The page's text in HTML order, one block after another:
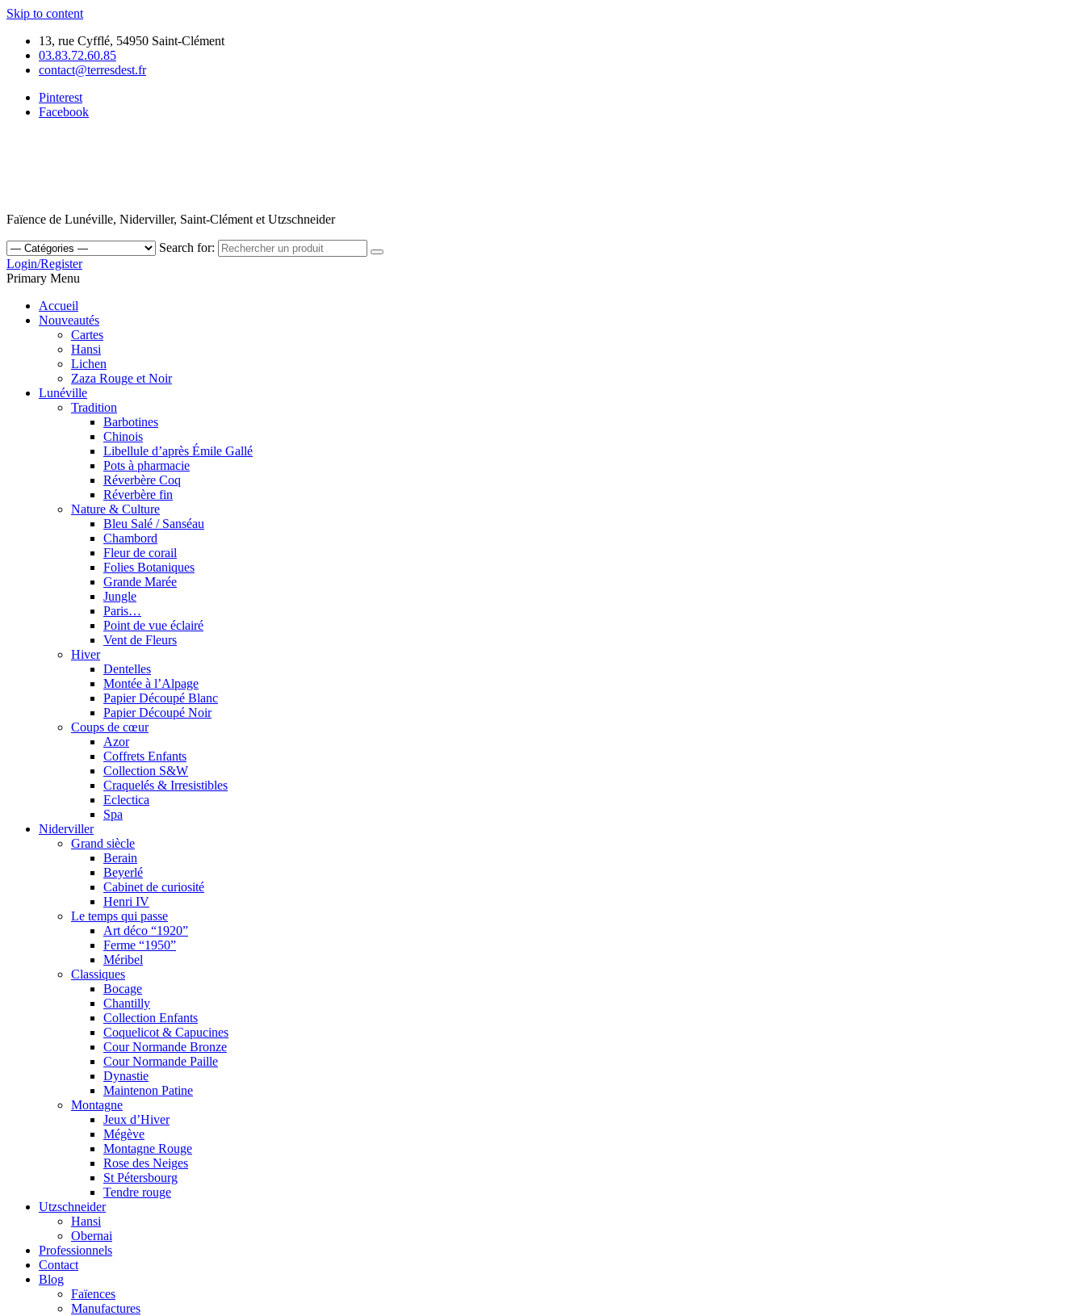
Skip to content
13, rue Cyfflé, 54950 Saint-Clément
03.83.72.60.85
contact@terresdest.fr
Pinterest
Facebook
Faïence de Lunéville, Niderviller, Saint-Clément et Utzschneider
Search for:
Login/Register
Primary Menu
Accueil
Nouveautés
Cartes
Hansi
Lichen
Zaza Rouge et Noir
Lunéville
Tradition
Barbotines
Chinois
Libellule d’après Émile Gallé
Pots à pharmacie
Réverbère Coq
Réverbère fin
Nature & Culture
Bleu Salé / Sanséau
Chambord
Fleur de corail
Folies Botaniques
Grande Marée
Jungle
Paris…
Point de vue éclairé
Vent de Fleurs
Hiver
Dentelles
Montée à l’Alpage
Papier Découpé Blanc
Papier Découpé Noir
Coups de cœur
Azor
Coffrets Enfants
Collection S&W
Craquelés & Irresistibles
Eclectica
Spa
Niderviller
Grand siècle
Berain
Beyerlé
Cabinet de curiosité
Henri IV
Le temps qui passe
Art déco “1920”
Ferme “1950”
Méribel
Classiques
Bocage
Chantilly
Collection Enfants
Coquelicot & Capucines
Cour Normande Bronze
Cour Normande Paille
Dynastie
Maintenon Patine
Montagne
Jeux d’Hiver
Mégève
Montagne Rouge
Rose des Neiges
St Pétersbourg
Tendre rouge
Utzschneider
Hansi
Obernai
Professionnels
Contact
Blog
Faïences
Manufactures